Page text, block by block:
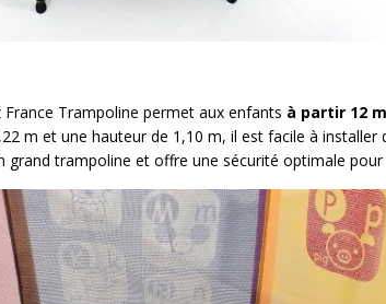
Trampoline permet aux enfants à partir 12
m et une hauteur de 1,10 m, il est facile à installer
trampoline et offre une sécurité optimale pour